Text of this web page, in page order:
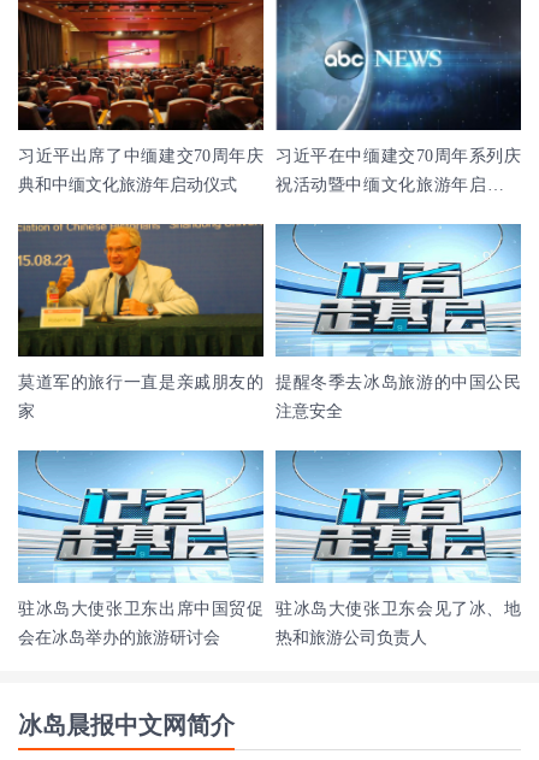
习近平出席了中缅建交70周年庆
典和中缅文化旅游年启动仪式
习近平在中缅建交70周年系列庆
祝活动暨中缅文化旅游年启动仪
莫道军的旅行一直是亲戚朋友的
家
提醒冬季去冰岛旅游的中国公民
注意安全
驻冰岛大使张卫东出席中国贸促
会在冰岛举办的旅游研讨会
驻冰岛大使张卫东会见了冰、地
热和旅游公司负责人
冰岛晨报中文网简介